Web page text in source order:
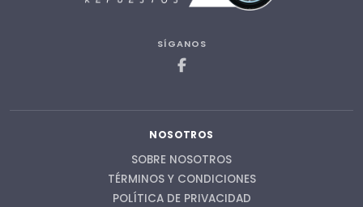
SÍGANOS
NOSOTROS
SOBRE NOSOTROS
TÉRMINOS Y CONDICIONES
POLÍTICA DE PRIVACIDAD